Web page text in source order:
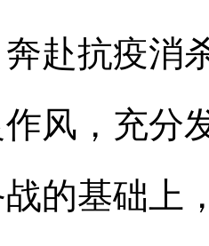
赴抗疫消
风，充分
的基础上